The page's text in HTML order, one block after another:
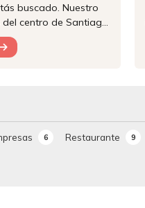
6 Restaurante 9
buscado. Nuestro
centro de Santiago
de un entorno
y confortables,